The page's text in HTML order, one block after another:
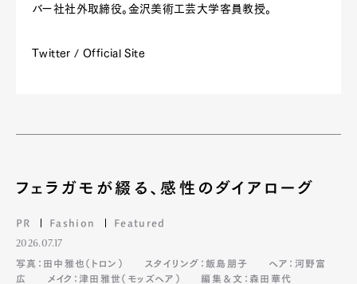
バー社社外取締役。金沢美術工芸大学客員教授。
Twitter / Official Site
フェラガモが綴る、感性のダイアローグ
PR Fashion Featured
2026.07.17
写真：田中雅也（トロン）
スタイリング：飯島朋子
ヘア：河野富
広
メイク：津田雅世（モッズヘア） 編集＆文：森田華代